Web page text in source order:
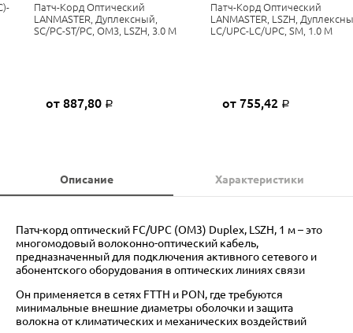
Патч-Корд Оптический
LANMASTER, Дуплексный,
SC/PC-ST/PC, OM3, LSZH, 3.0 М
от 887,80 Р
Патч-Корд Оптический
LANMASTER, LSZH,
LC/UPC-LC/UPC, SM, 1.0 М
от 755,42 Р
Описание Характеристики
Патч-корд оптический FC/UPC (OM3) Duplex, LSZH, 1 м – это
многомодовый волоконно-оптический кабель,
предназначенный для подключения активного сетевого и
абонентского оборудования в оптических линиях связи
Он применяется в сетях FTTH и PON, где требуются
минимальные внешние диаметры оболочки и защита
волокна от климатических и механических воздействий